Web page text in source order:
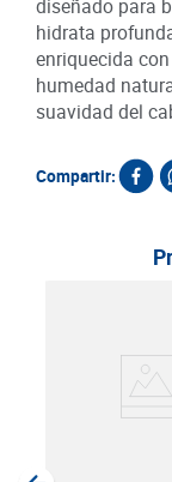
diseñado para
hidrata
enriquecida
humedad
suavidad del
Compartir: